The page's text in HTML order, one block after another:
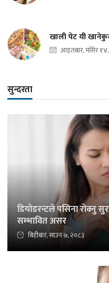
खाली पेट यी
आइतबार, मंसिर
सुन्दरता
डियोडरन्टले पसिना रोक्नु
सम्भावित असर
बिहीबार, साउन ७, २०८३